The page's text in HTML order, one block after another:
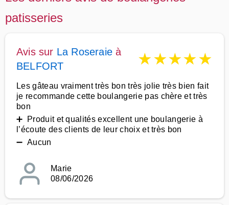
patisseries
Avis sur La Roseraie à
BELFORT
★★★★★
Les gâteau vraiment très bon très jolie très bien fait
je recommande cette boulangerie pas chère et très
bon
➕ Produit et qualités excellent une boulangerie à
l’écoute des clients de leur choix et très bon
➖ Aucun
Marie
08/06/2026